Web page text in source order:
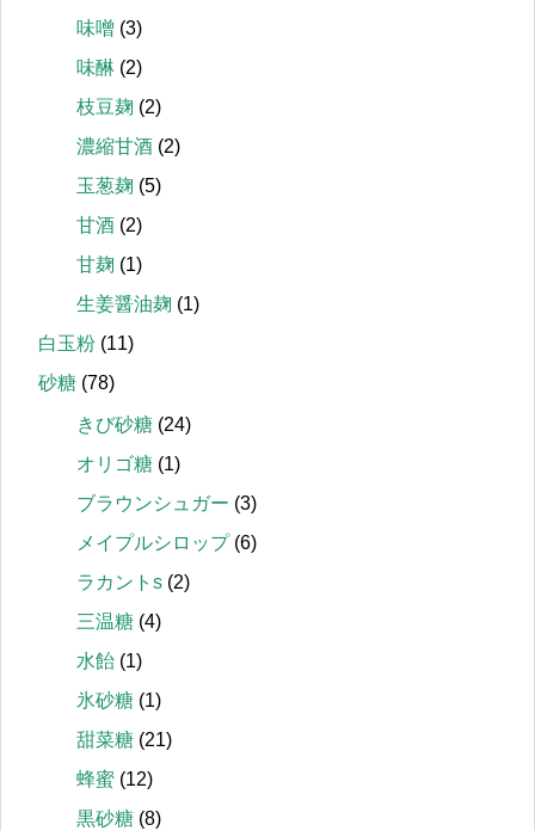
味噌 (3)
味醂 (2)
枝豆麹 (2)
濃縮甘酒 (2)
玉葱麹 (5)
甘酒 (2)
甘麹 (1)
生姜醤油麹 (1)
白玉粉 (11)
砂糖 (78)
きび砂糖 (24)
オリゴ糖 (1)
ブラウンシュガー (3)
メイプルシロップ(6)
ラカントs (2)
三温糖 (4)
水飴 (1)
氷砂糖 (1)
甜菜糖 (21)
蜂蜜 (12)
黒砂糖 (8)